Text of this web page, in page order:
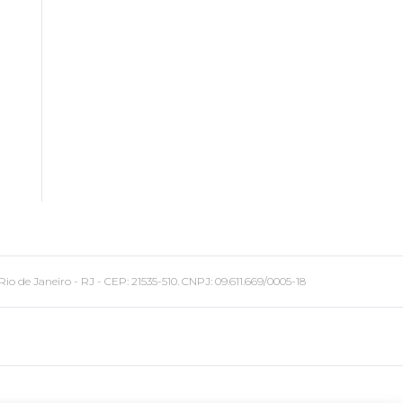
Janeiro - RJ - CEP: 21535-510. CNPJ: 09.611.669/0005-18